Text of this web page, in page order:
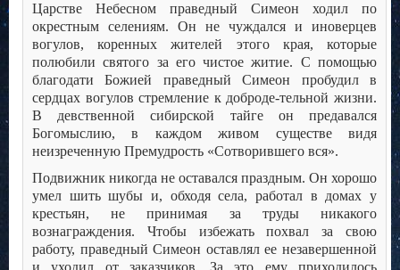
Царстве Небесном праведный Симеон ходил по
окрестным селениям. Он не чуждался и иноверцев
вогулов, коренных жителей этого края, которые
полюбили святого за его чистое житие. С помощью
благодати Божией праведный Симеон пробудил в
сердцах вогулов стремление к доброде-тельной жизни.
В девственной сибирской тайге он предавался
Богомыслию, в каждом живом существе видя
неизреченную Премудрость «Сотворившего вся».
Подвижник никогда не оставался праздным. Он хорошо
умел шить шубы и, обходя села, работал в домах у
крестьян, не принимая за труды никакого
вознаграждения. Чтобы избежать похвал за свою
работу, праведный Симеон оставлял ее незавершенной